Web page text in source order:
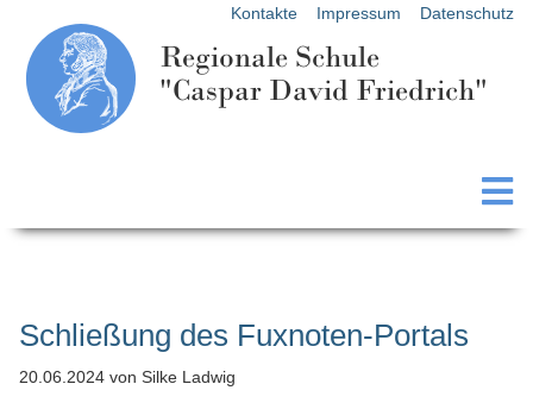
Kontakte Impressum Datenschutz
Regionale Schule
"Caspar David Friedrich"
Schließung des Fuxnoten-Portals
20.06.2024 von Silke Ladwig